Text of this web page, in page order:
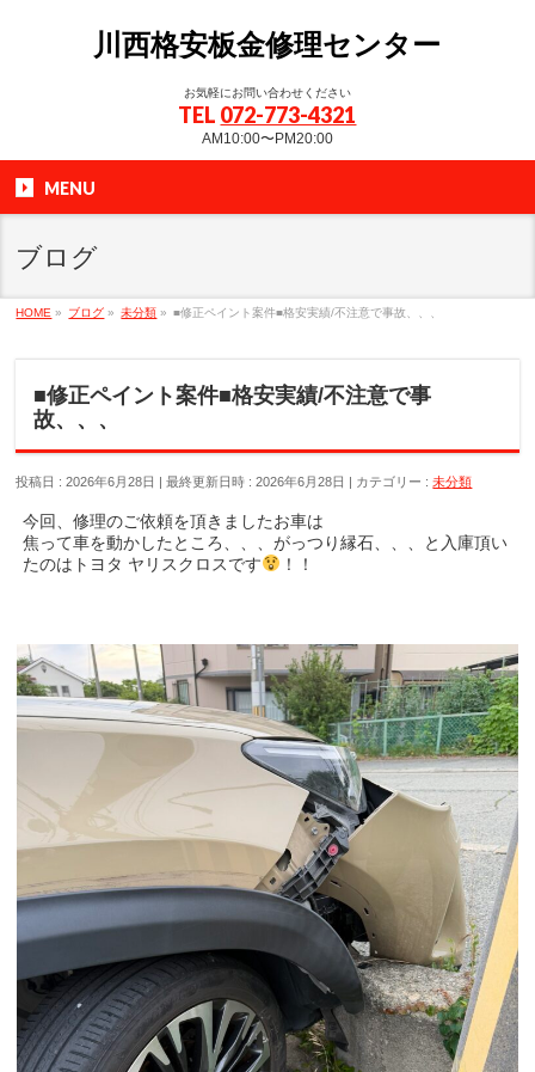
川西格安板金修理センター
お気軽にお問い合わせください
TEL 072-773-4321
AM10:00〜PM20:00
MENU
ブログ
HOME » ブログ » 未分類 » ■修正ペイント案件■格安実績/不注意で事故、、、
■修正ペイント案件■格安実績/不注意で事
故、、、
投稿日 : 2026年6月28日 最終更新日時 : 2026年6月28日 カテゴリー :未分類
今回、修理のご依頼を頂きましたお車は
焦って車を動かしたところ、、、がっつり縁石、、、と入庫頂い
たのはトヨタ ヤリスクロスです
！！